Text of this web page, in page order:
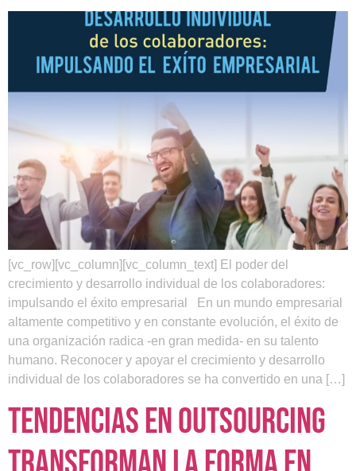
[vc_row][vc_column][vc_column_text] El poder del
crecimiento y desarrollo individual de los colaboradores:
impulsando el éxito empresarial En un mundo empresarial
altamente competitivo y en constante evolución, el éxito de
una organización radica -en gran medida- en su talento
humano. Reconocer y apoyar el crecimiento y desarrollo
individual de los colaboradores se ha convertido en una […]
Tendencias en outsourcing